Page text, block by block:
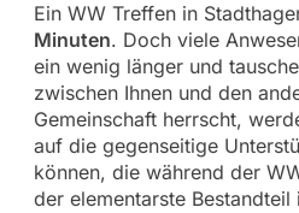
Ein WW Treffen in
Minuten. Doch viele
ein wenig länger und
zwischen Ihnen und den
Gemeinschaft herrscht,
auf die gegenseitige
können, die während der
der elementarste Bestandteil